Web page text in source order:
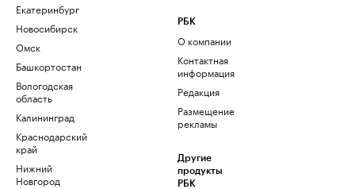
Екатеринбург
Новосибирск
Омск
Башкортостан
Вологодская
область
Калининград
Краснодарский
край
Нижний
Новгород
РБК
О компании
Контактная
информация
Редакция
Размещение
рекламы
Другие
продукты
РБК